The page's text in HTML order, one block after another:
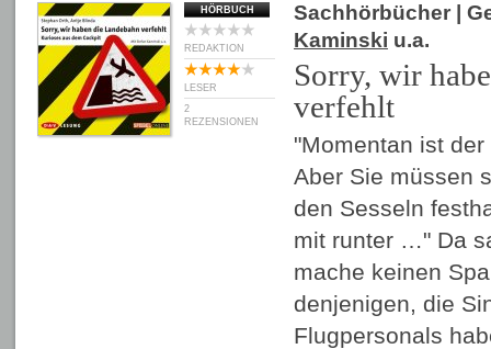
HÖRBUCH
REDAKTION
LESER
2
REZENSIONEN
Sachhörbücher |
Kaminski u.a.
Sorry, wir
verfehlt
"Momentan ist
Aber Sie müssen
den Sesseln
mit runter …" Da
mache keinen
denjenigen, die
Flugpersonals